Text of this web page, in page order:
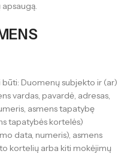
Duomenų subjekto ir (ar)
vardas, pavardė, adresas,
asmens tapatybę
tapatybės kortelės)
data, numeris), asmens
kortelių arba kiti mokėjimų